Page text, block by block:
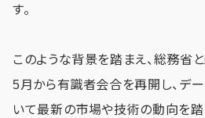
す。
このような背景を踏まえ、総務省
5月から有識者会合を再開し、デ
いて最新の市場や技術の動向を踏